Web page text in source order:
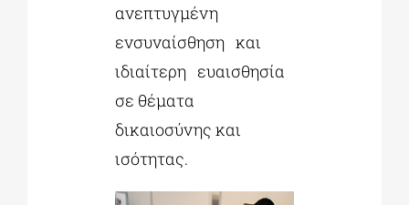
ανεπτυγμένη
ενσυναίσθηση και
ιδιαίτερη ευαισθησία
σε θέματα
δικαιοσύνης και
ισότητας.